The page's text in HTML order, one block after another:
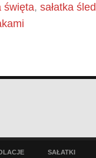
święta, sałatka
SAŁATKI